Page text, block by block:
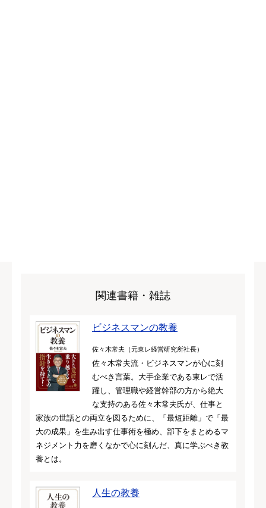
関連書籍・雑誌
ビジネスマンの教養
佐々木常夫（元東レ経営研究所社長）
佐々木常夫流・ビジネスマンが心に刻
むべき言葉。大手企業である東レで活
躍し、管理職や経営幹部の方から絶大
な支持のある佐々木常夫氏が、仕事と
家族の世話との両立を図るために、「最短距離」で「最
大の成果」を生み出す仕事術を極め、部下をまとめるマ
ネジメント力を磨くなかで心に刻んだ、真に学ぶべき教
養とは。
人生の教養